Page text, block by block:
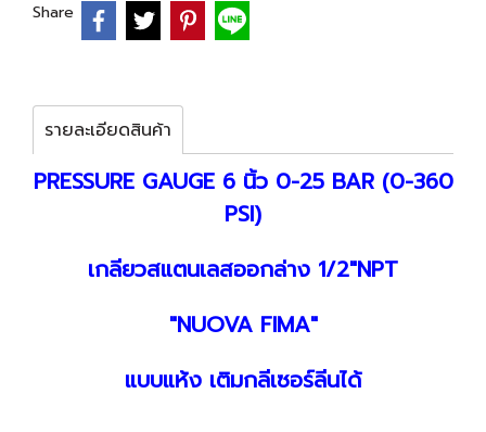
Share
รายละเอียดสินค้า
PRESSURE GAUGE 6 นิ้ว 0-25 BAR (0-360
PSI)
เกลียวสแตนเลสออกล่าง 1/2"NPT
"NUOVA FIMA"
แบบแห้ง เติมกลีเซอร์ลีนได้